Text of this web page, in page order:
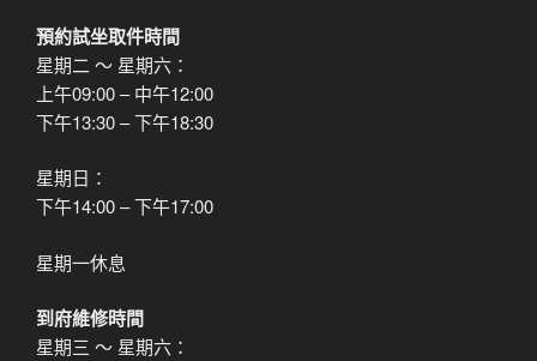
預約試坐取件時間
星期二 ～ 星期六：
上午09:00 – 中午12:00
下午13:30 – 下午18:30
星期日：
下午14:00 – 下午17:00
星期一休息
到府維修時間
星期三 ～ 星期六：